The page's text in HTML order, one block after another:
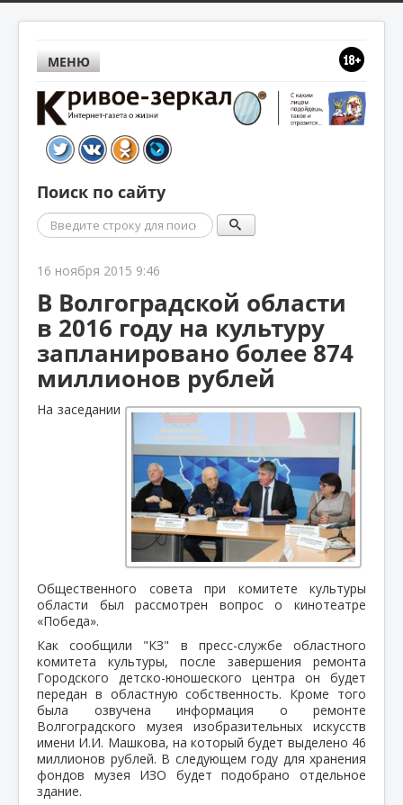
МЕНЮ
Поиск по сайту
Поиск
16 ноября 2015 9:46
В Волгоградской области
в 2016 году на культуру
запланировано более 874
миллионов рублей
На заседании
Общественного совета при комитете культуры
области был рассмотрен вопрос о кинотеатре
«Победа».
Как сообщили "КЗ" в пресс-службе областного
комитета культуры, после завершения ремонта
Городского детско-юношеского центра он будет
передан в областную собственность. Кроме того
была озвучена информация о ремонте
Волгоградского музея изобразительных искусств
имени И.И. Машкова, на который будет выделено 46
миллионов рублей. В следующем году для хранения
фондов музея ИЗО будет подобрано отдельное
здание.